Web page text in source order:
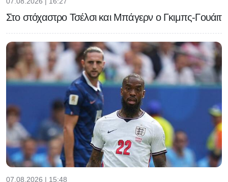
Στο στόχαστρο Τσέλσι και Μπάγερν ο Γκιμπς-Γουάιτ
07.08.2026 | 15:48